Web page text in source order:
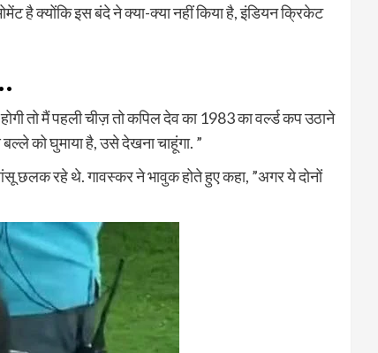
है क्योंकि इस बंदे ने क्या-क्या नहीं किया है, इंडियन क्रिकेट
तो मैं पहली चीज़ तो कपिल देव का 1983 का वर्ल्ड कप उठाने
को घुमाया है, उसे देखना चाहूंगा. ”
छलक रहे थे. गावस्कर ने भावुक होते हुए कहा, ”अगर ये दोनों